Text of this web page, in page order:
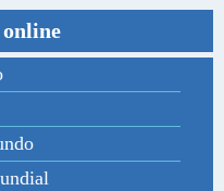
online